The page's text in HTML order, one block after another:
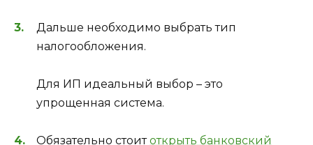
Дальше необходимо выбрать тип
налогообложения.
Для ИП идеальный выбор – это
упрощенная система.
Обязательно стоитоткрыть банковский